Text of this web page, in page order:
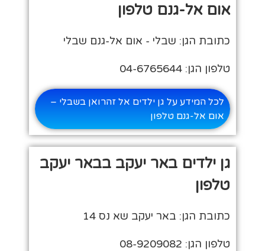
אום אל-גנם טלפון
כתובת הגן: שבלי - אום אל-גנם שבלי
טלפון הגן: 04-6765644
לכל המידע על גן ילדים אל זהרואן בשבלי –
אום אל-גנם טלפון
גן ילדים באר יעקב בבאר יעקב
טלפון
כתובת הגן: באר יעקב שא נס 14
טלפון הגן: 08-9209082